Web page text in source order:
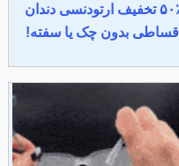
۵۰٪ تخفیف ارتودنسی دندان
اقساطی بدون چک یا سفته!